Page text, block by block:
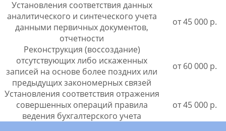
Установления соответствия данных
аналитического и синтеческого учета
данными первичных документов,
отчетности
от 45 000 р.
Реконструкция (воссоздание)
отсутствующих либо искаженных
записей на основе более поздних или
предыдущих закономерных связей
от 60 000 р.
Установления соответствия отражения
совершенных операций правила
ведения бухгалтерского учета
от 45 000 р.